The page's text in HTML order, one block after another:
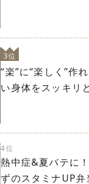
3位
“楽”に“楽しく”作
い身体をスッキリ
4位
熱中症&夏バテに
ずのスタミナUP弁